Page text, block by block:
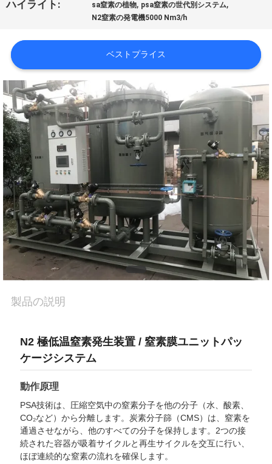
学
品
質
管
理
お
問
い
合
わ
ハイライト: sa窒素の植物, psa窒素の世代別システム,
N2窒素の発電機5000 Nm3/h
ベストプライス
製品の説明
N2 極低温窒素発生装置 / 窒素膜ユニットパッ
ケージシステム
動作原理
PSA技術は、圧縮空気中の窒素分子を他の分子（水、酸素、
CO₂など）から分離します。炭素分子篩（CMS）は、窒素を
通過させながら、他のすべての分子を保持します。2つの接
続された容器が吸着サイクルと再生サイクルを交互に行い、
ほぼ連続的な窒素の流れを確保します。